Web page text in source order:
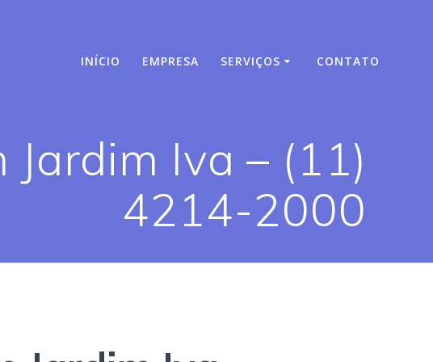
INÍCIO EMPRESA SERVIÇOS CONTATO
Iva – (11)
4214-2000